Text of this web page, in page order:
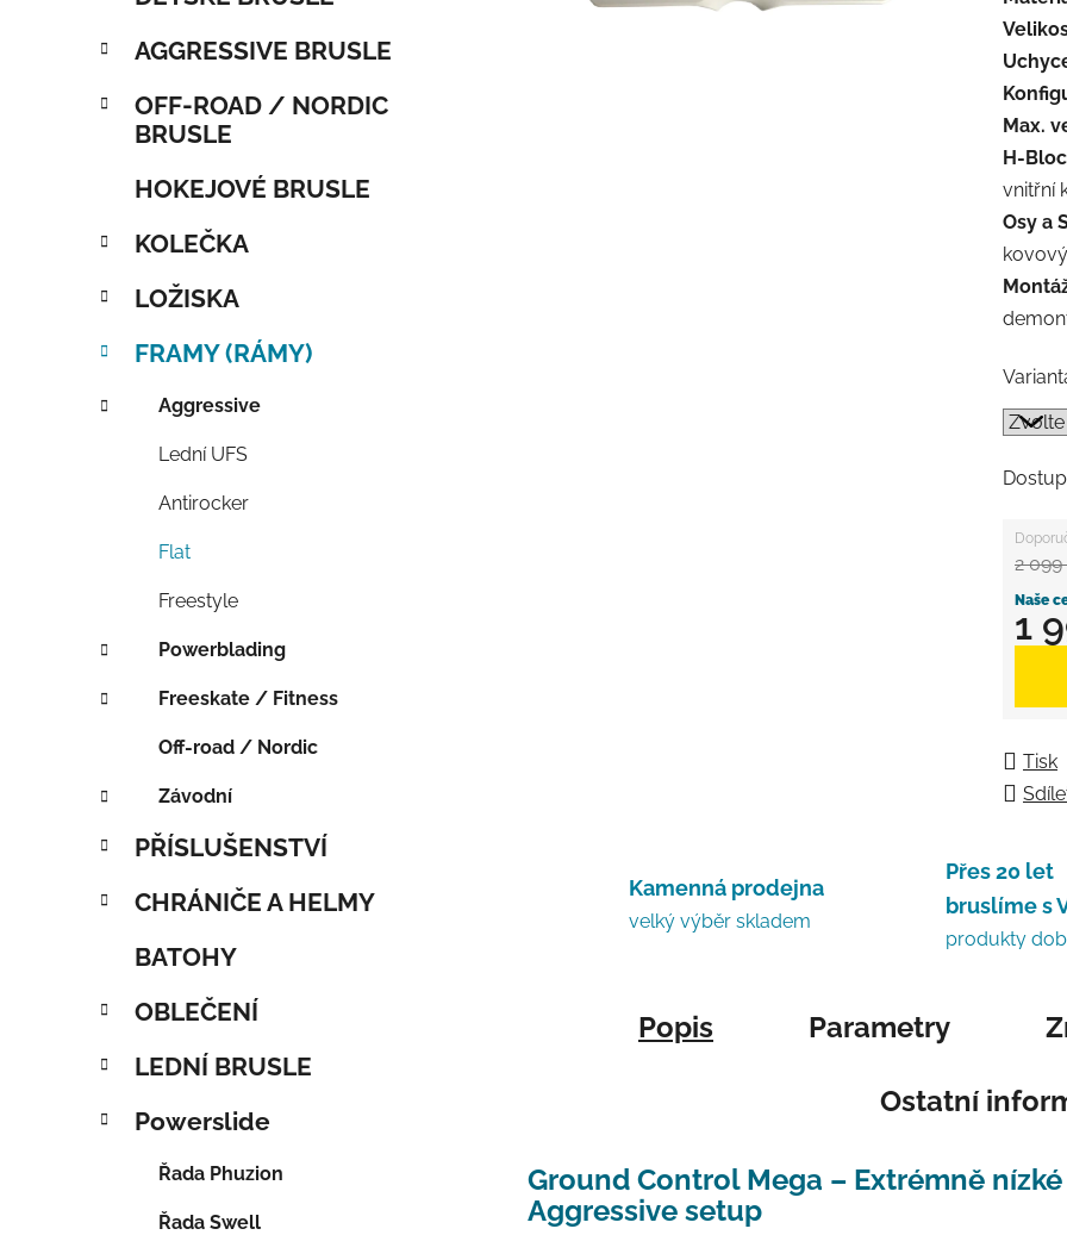
AGGRESSIVE BRUSLE
OFF-ROAD / NORDIC
BRUSLE
HOKEJOVÉ BRUSLE
KOLEČKA
LOŽISKA
FRAMY (RÁMY)
Aggressive
Lední UFS
Antirocker
Flat
Freestyle
Powerblading
Freeskate / Fitness
Off-road / Nordic
Závodní
PŘÍSLUŠENSTVÍ
CHRÁNIČE A HELMY
BATOHY
OBLEČENÍ
LEDNÍ BRUSLE
Powerslide
Řada Phuzion
Řada Swell
Max.
H-
vnitřní
Osy a
2 099
1
Tisk
Kamenná prodejna
velký výběr skladem
Přes 20 let
bruslíme s
produkty
Popis Parametry
Ostatní
Ground Control Mega – Extrémně
Aggressive setup